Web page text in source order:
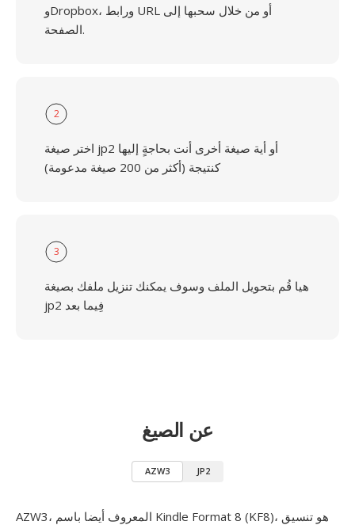
وDropbox، ورابط URL أو من خلال سحبها إلى
الصفحة.
2
اختر صيغة jp2 أو أية صيغة أخرى أنت بحاجةٍ إليها
كنتيجة (أكثر من 200 صيغة مدعومة)
3
هيا قُم بتحويل الملف وسوف يمكنك تنزيل ملفك بصيغة
jp2 فِيما بعد
عن الصيغ
AZW3 JP2
AZW3، المعروف أيضا باسم Kindle Format 8 (KF8)، هو تنسيق